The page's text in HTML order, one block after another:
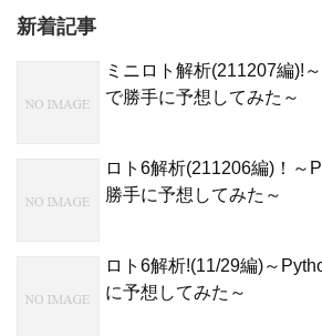
新着記事
ミニロト解析(211207編)!
で勝手に予想してみた～
ロト6解析(211206編)！～
勝手に予想してみた～
ロト6解析!(11/29編)～
に予想してみた～